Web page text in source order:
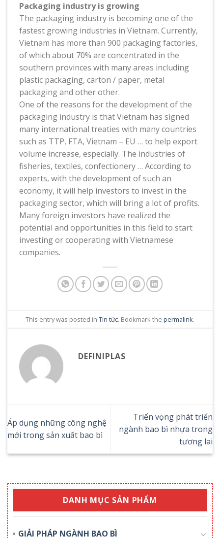
Packaging industry is growing
The packaging industry is becoming one of the
fastest growing industries in Vietnam. Currently,
Vietnam has more than 900 packaging factories,
of which about 70% are concentrated in the
southern provinces with many areas including
plastic packaging, carton / paper, metal
packaging and other other.
One of the reasons for the development of the
packaging industry is that Vietnam has signed
many international treaties with many countries
such as TTP, FTA, Vietnam – EU … to help export
volume increase, especially. The industries of
fisheries, textiles, confectionery … According to
experts, with the development of such an
economy, it will help investors to invest in the
packaging sector, which will bring a lot of profits.
Many foreign investors have realized the
potential and opportunities in this field to start
investing or cooperating with Vietnamese
companies.
This entry was posted in Tin tức. Bookmark the permalink.
DEFINIPLAS
Áp dụng những công nghệ
mới trong sản xuất bao bì
Triển vọng phát triển
ngành bao bì nhựa trong
tương lai
DANH MỤC SẢN PHẨM
GIẢI PHÁP NGÀNH BAO BÌ